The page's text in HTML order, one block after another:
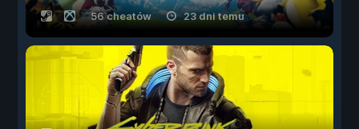
56 cheatów 23 dni temu